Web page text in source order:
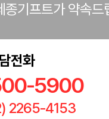
종기프트가 약속드
전화
5900
2265-4153